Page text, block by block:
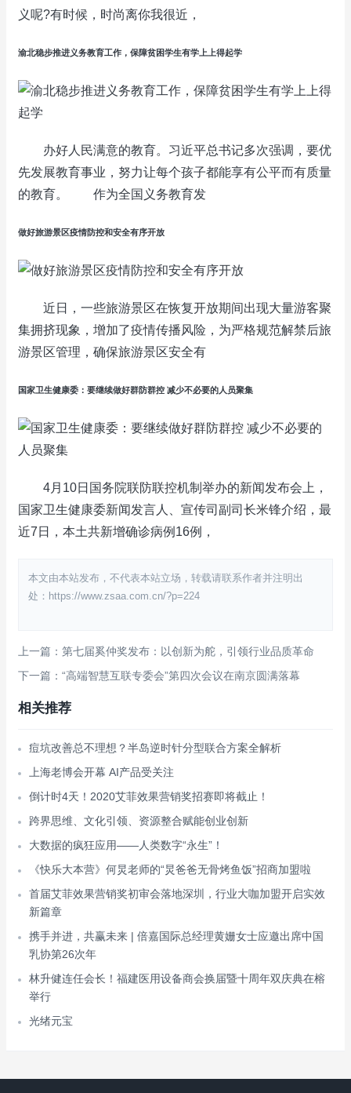
义呢?有时候，时尚离你我很近，
渝北稳步推进义务教育工作，保障贫困学生有学上上得起学
办好人民满意的教育。习近平总书记多次强调，要优
先发展教育事业，努力让每个孩子都能享有公平而有质量
的教育。 作为全国义务教育发
做好旅游景区疫情防控和安全有序开放
近日，一些旅游景区在恢复开放期间出现大量游客聚
集拥挤现象，增加了疫情传播风险，为严格规范解禁后旅
游景区管理，确保旅游景区安全有
国家卫生健康委：要继续做好群防群控 减少不必要的人员聚集
4月10日国务院联防联控机制举办的新闻发布会上，
国家卫生健康委新闻发言人、宣传司副司长米锋介绍，最
近7日，本土共新增确诊病例16例，
本文由本站发布，不代表本站立场，转载请联系作者并注明出
处：https://www.zsaa.com.cn/?p=224
上一篇：第七届奚仲奖发布：以创新为舵，引领行业品质革命
下一篇：“高端智慧互联专委会”第四次会议在南京圆满落幕
相关推荐
痘坑改善总不理想？半岛逆时针分型联合方案全解析
上海老博会开幕 AI产品受关注
倒计时4天！2020艾菲效果营销奖招赛即将截止！
跨界思维、文化引领、资源整合赋能创业创新
大数据的疯狂应用——人类数字“永生”！
《快乐大本营》何炅老师的“炅爸爸无骨烤鱼饭”招商加盟啦
首届艾菲效果营销奖初审会落地深圳，行业大咖加盟开启实效
新篇章
携手并进，共赢未来 | 倍嘉国际总经理黄姗女士应邀出席中国
乳协第26次年
林升健连任会长！福建医用设备商会换届暨十周年双庆典在榕
举行
光绪元宝